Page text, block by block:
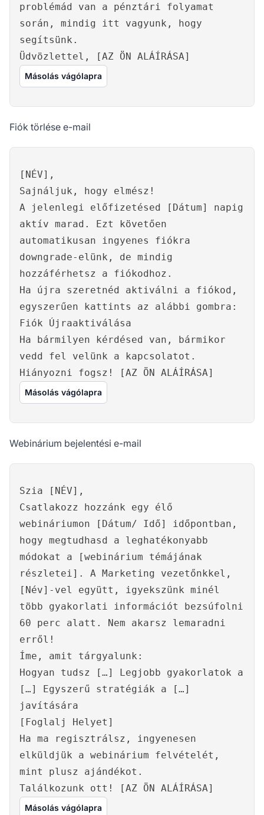
problémád van a pénztári folyamat
során, mindig itt vagyunk, hogy
segítsünk.
Üdvözlettel, [AZ ÖN ALÁÍRÁSA]
Másolás vágólapra
Fiók törlése e-mail
[NÉV],
Sajnáljuk, hogy elmész!
A jelenlegi előfizetésed [Dátum] napig
aktív marad. Ezt követően
automatikusan ingyenes fiókra
downgrade-elünk, de mindig
hozzáférhetsz a fiókodhoz.
Ha újra szeretnéd aktiválni a fiókod,
egyszerűen kattints az alábbi gombra:
Fiók Újraaktiválása
Ha bármilyen kérdésed van, bármikor
vedd fel velünk a kapcsolatot.
Hiányozni fogsz! [AZ ÖN ALÁÍRÁSA]
Másolás vágólapra
Webinárium bejelentési e-mail
Szia [NÉV],
Csatlakozz hozzánk egy élő
webináriumon [Dátum/ Idő] időpontban,
hogy megtudhasd a leghatékonyabb
módokat a [webinárium témájának
részletei]. A Marketing vezetőnkkel,
[Név]-vel együtt, igyekszünk minél
több gyakorlati információt bezsúfolni
60 perc alatt. Nem akarsz lemaradni
erről!
Íme, amit tárgyalunk:
Hogyan tudsz […] Legjobb gyakorlatok a
[…] Egyszerű stratégiák a […]
javítására
[Foglalj Helyet]
Ha ma regisztrálsz, ingyenesen
elküldjük a webinárium felvételét,
mint plusz ajándékot.
Találkozunk ott! [AZ ÖN ALÁÍRÁSA]
Másolás vágólapra